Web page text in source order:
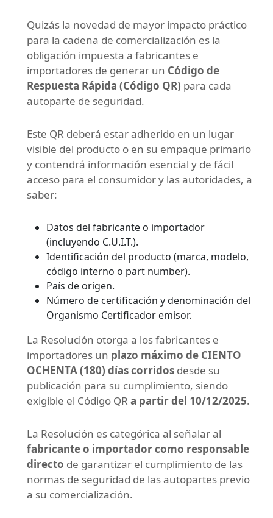
Quizás la novedad de mayor impacto práctico
para la cadena de comercialización es la
obligación impuesta a fabricantes e
importadores de generar un Código de
Respuesta Rápida (Código QR) para cada
autoparte de seguridad.
Este QR deberá estar adherido en un lugar
visible del producto o en su empaque primario
y contendrá información esencial y de fácil
acceso para el consumidor y las autoridades, a
saber:
Datos del fabricante o importador
(incluyendo C.U.I.T.).
Identificación del producto (marca, modelo,
código interno o part number).
País de origen.
Número de certificación y denominación del
Organismo Certificador emisor.
La Resolución otorga a los fabricantes e
importadores un plazo máximo de CIENTO
OCHENTA (180) días corridos desde su
publicación para su cumplimiento, siendo
exigible el Código QR a partir del 10/12/2025.
La Resolución es categórica al señalar al
fabricante o importador como responsable
directo de garantizar el cumplimiento de las
normas de seguridad de las autopartes previo
a su comercialización.